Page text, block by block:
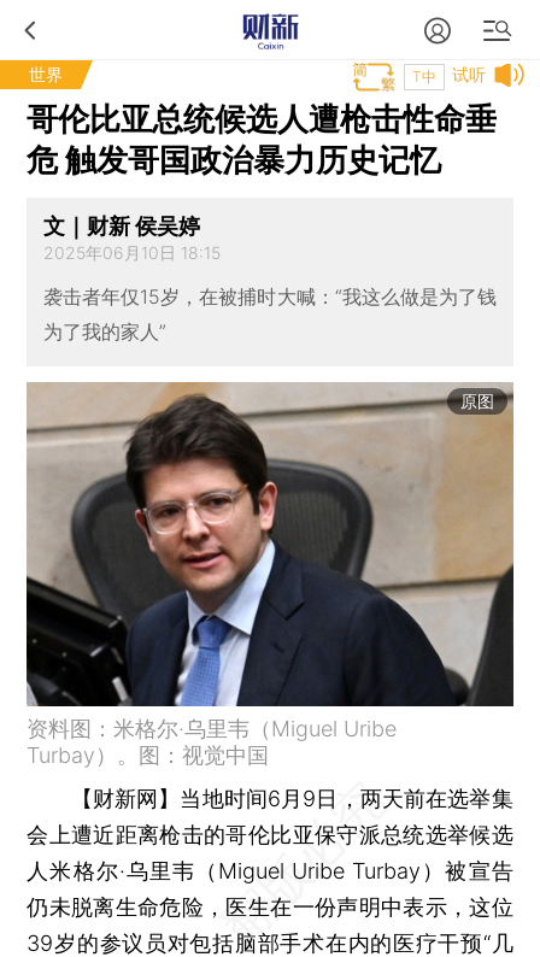
世界 试听
T中
哥伦比亚总统候选人遭枪击性命垂
危 触发哥国政治暴力历史记忆
文｜财新 侯吴婷
2025年06月10日 18:15
袭击者年仅15岁，在被捕时大喊：“我这么做是为了钱
为了我的家人”
原图
资料图：米格尔·乌里韦（Miguel Uribe
Turbay）。图：视觉中国
【财新网】 当地时间6月9日，两天前在选举集
会上遭近距离枪击的哥伦比亚保守派总统选举候选
人米格尔·乌里韦（Miguel Uribe Turbay）被宣告
仍未脱离生命危险，医生在一份声明中表示，这位
39岁的参议员对包括脑部手术在内的医疗干预“几